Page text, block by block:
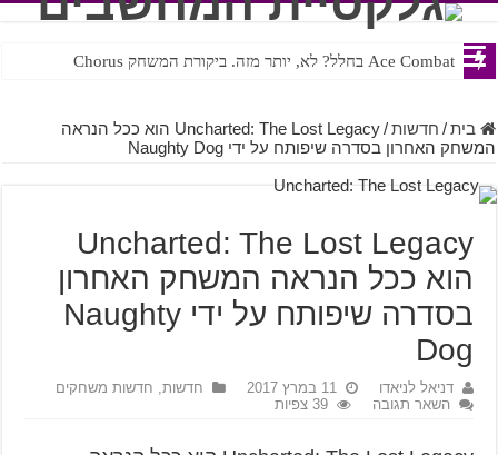
Ace Combat בחלל? לא, יותר מזה. ביקורת המשחק Chorus
בית / חדשות /
Uncharted: The Lost Legacy הוא ככל הנראה
המשחק האחרון בסדרה שיפותח על ידי Naughty Dog
Uncharted: The Lost Legacy
הוא ככל הנראה המשחק האחרון
בסדרה שיפותח על ידי Naughty
Dog
דניאל לניאדו 11 במרץ 2017 חדשות, חדשות משחקים
השאר תגובה
39 צפיות